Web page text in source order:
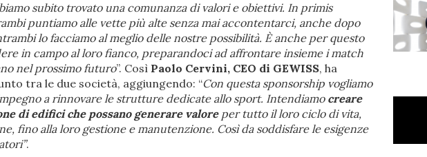
subito trovato una comunanza di valori e obiettivi. In primis
puntiamo alle vette più alte senza mai accontentarci, anche dopo
lo facciamo al meglio delle nostre possibilità. È anche per questo
in campo al loro fianco, preparandoci ad affrontare insieme i match
nel prossimo futuro”. Così Paolo Cervini, CEO di GEWISS, ha
tra le due società, aggiungendo: “Con questa sponsorship vogliamo
a rinnovare le strutture dedicate allo sport. Intendiamo creare
di edifici che possano generare valoreper tutto il loro ciclo di vita,
fino alla loro gestione e manutenzione. Così da soddisfare le esigenze
.